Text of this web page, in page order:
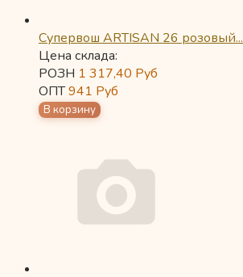
Супервош ARTISAN 26 розовый...
Цена склада:
РОЗН 1 317,40 Руб
ОПТ941 Руб